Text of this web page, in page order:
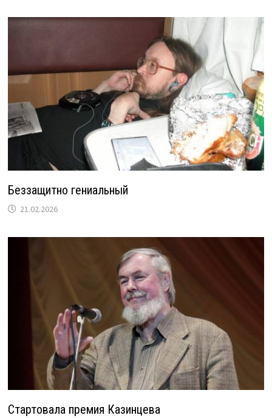
Беззащитно гениальный
21.02.2026
Стартовала премия Казинцева